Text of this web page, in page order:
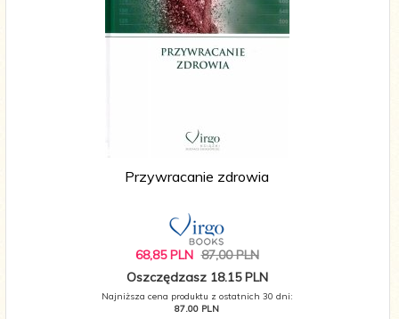
Przywracanie zdrowia
68,85 PLN 87,00 PLN
Oszczędzasz 18.15 PLN
Najniższa cena produktu z ostatnich 30 dni:
87.00 PLN